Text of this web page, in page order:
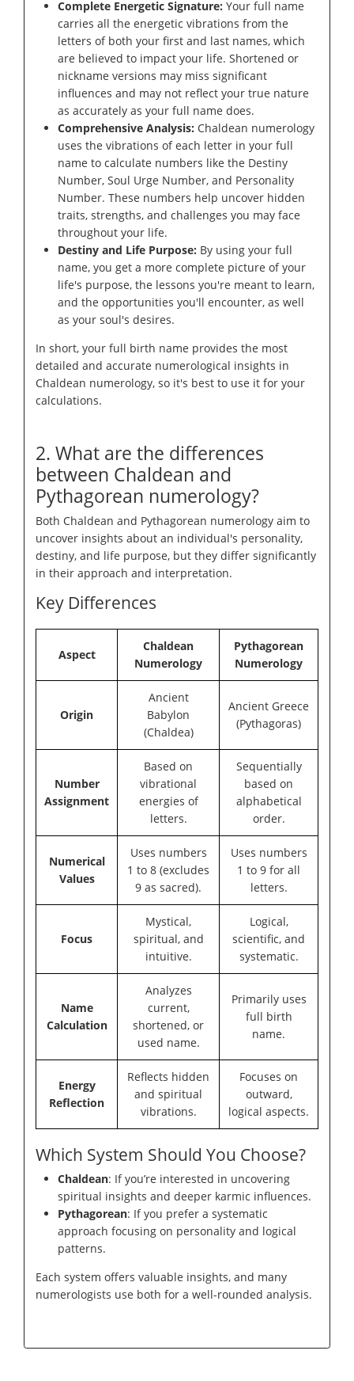
Complete Energetic Signature: Your full name
carries all the energetic vibrations from the
letters of both your first and last names, which
are believed to impact your life. Shortened or
nickname versions may miss significant
influences and may not reflect your true nature
as accurately as your full name does.
Comprehensive Analysis: Chaldean numerology
uses the vibrations of each letter in your full
name to calculate numbers like the Destiny
Number, Soul Urge Number, and Personality
Number. These numbers help uncover hidden
traits, strengths, and challenges you may face
throughout your life.
Destiny and Life Purpose: By using your full
name, you get a more complete picture of your
life's purpose, the lessons you're meant to learn,
and the opportunities you'll encounter, as well
as your soul's desires.
In short, your full birth name provides the most
detailed and accurate numerological insights in
Chaldean numerology, so it's best to use it for your
calculations.
2. What are the differences
between Chaldean and
Pythagorean numerology?
Both Chaldean and Pythagorean numerology aim to
uncover insights about an individual's personality,
destiny, and life purpose, but they differ significantly
in their approach and interpretation.
Key Differences
Aspect
Chaldean
Numerology
Pythagorean
Numerology
Origin
Ancient
Babylon
(Chaldea)
Ancient Greece
(Pythagoras)
Number
Assignment
Based on
vibrational
energies of
letters.
Sequentially
based on
alphabetical
order.
Numerical
Values
Uses numbers
1 to 8 (excludes
9 as sacred).
Uses numbers
1 to 9 for all
letters.
Focus
Mystical,
spiritual, and
intuitive.
Logical,
scientific, and
systematic.
Name
Calculation
Analyzes
current,
shortened, or
used name.
Primarily uses
full birth
name.
Energy
Reflection
Reflects hidden
and spiritual
vibrations.
Focuses on
outward,
logical aspects.
Which System Should You Choose?
Chaldean: If you’re interested in uncovering
spiritual insights and deeper karmic influences.
Pythagorean: If you prefer a systematic
approach focusing on personality and logical
patterns.
Each system offers valuable insights, and many
numerologists use both for a well-rounded analysis.